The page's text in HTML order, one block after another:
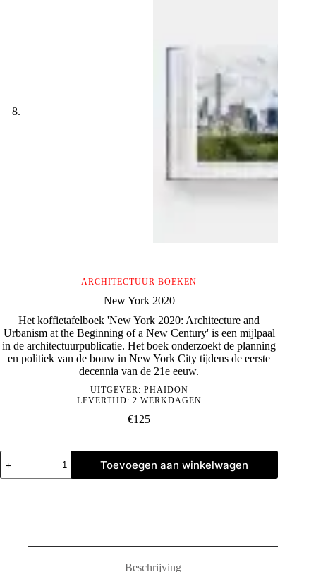
ARCHITECTUUR BOEKEN
New York 2020
Het koffietafelboek 'New York 2020: Architecture and
Urbanism at the Beginning of a New Century' is een mijlpaal
in de architectuurpublicatie. Het boek onderzoekt de planning
en politiek van de bouw in New York City tijdens de eerste
decennia van de 21e eeuw.
UITGEVER: PHAIDON
LEVERTIJD: 2 WERKDAGEN
€125
New
York
2020
Toevoegen aan winkelwagen
Beschrijving